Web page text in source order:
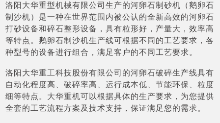
洛阳大华重型机械有限公司生产的河卵石制砂机（鹅卵石
制沙机）是一种在世界范围内被公认的全新高效的河卵石
打砂设备和碎石整形设备，具有粒形好，产量大，效率高
等特点。鹅卵石制沙机生产线可根据不同的工艺要求，各
种型号的设备进行组合，满足客户的不同工艺要求。
洛阳大华重工科技股份有限公司的河卵石破碎生产线具有
自动化程度高、破碎率高、运行成本低、节能环保、粒度
细等特点。大华重机可以根据具体的生产要求，为您提供
全套的工艺流程方案及技术支持，保证满足您的需求。